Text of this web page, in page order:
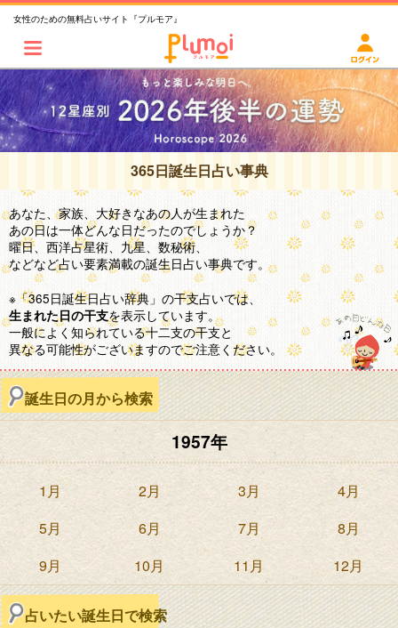
女性のための無料占いサイト『プルモア』
365日誕生日占い事典
あなた、家族、大好きなあの人が生まれた
あの日は一体どんな日だったのでしょうか？
曜日、西洋占星術、九星、数秘術、
などなど占い要素満載の誕生日占い事典です。
※「365日誕生日占い辞典」の干支占いでは、
生まれた日の干支を表示しています。
一般によく知られている十二支の干支と
異なる可能性がございますのでご注意ください。
誕生日の月から検索
1957年
1月 2月 3月
4月
5月
6月 7月
8月
9月
10月 11月 12月
占いたい誕生日で検索